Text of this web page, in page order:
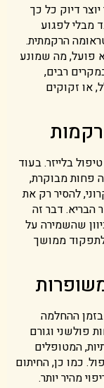
דיוק כל כך
מבלי לפגוע
הרקמתית.
פועל, מה שמונע
רבים,
או זקוקים
בלייזר. בעוד
פחות מבוקרת,
להסיר רק את
הבריא. דבר זה
שהשמירה על
ממושך
ההחלמה
פולשני וגורם
המטופלים
כמו כן, החיתום
מהיר יותר.